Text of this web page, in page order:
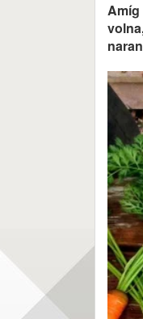
Amíg